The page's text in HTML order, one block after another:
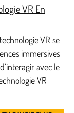
VR En
VR se
immersives
avec le
VR